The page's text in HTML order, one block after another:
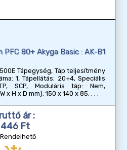
PFC 80+ Akyga Basic : AK-B1
Tápegység, Táp teljesítmény
1, Tápellátás: 20+4, Speciális
SCP, Moduláris táp: Nem,
x H x D mm): 150 x 140 x 85,
ár :
Ft
Rendelhető